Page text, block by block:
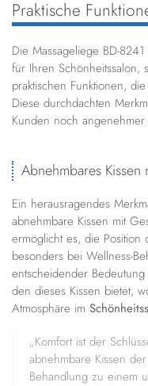
Praktische
Die Massageliege BD-
für Ihren Schönheitssalon,
praktischen Funktionen,
Diese durchdachten
Kunden noch
Abnehmbares
Ein herausragendes
abnehmbare Kissen mit
ermöglicht es, die Position
besonders bei Wellness-
entscheidender
den dieses Kissen bietet,
Atmosphäre im
„Komfort ist der
abnehmbare Kissen
Behandlung zu einem